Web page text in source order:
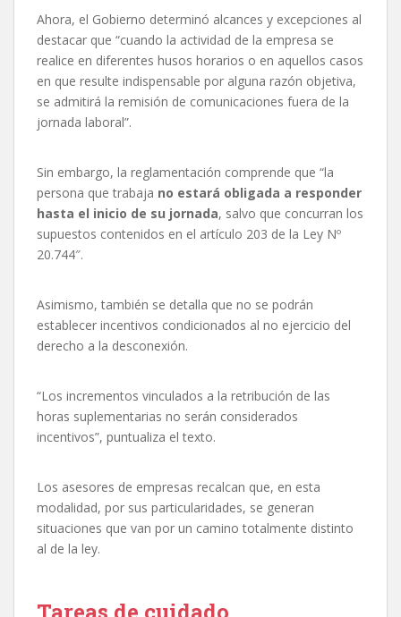
Ahora, el Gobierno determinó alcances y excepciones al
destacar que “cuando la actividad de la empresa se
realice en diferentes husos horarios o en aquellos casos
en que resulte indispensable por alguna razón objetiva,
se admitirá la remisión de comunicaciones fuera de la
jornada laboral”.
Sin embargo, la reglamentación comprende que “la
persona que trabaja no estará obligada a responder
hasta el inicio de su jornada, salvo que concurran los
supuestos contenidos en el artículo 203 de la Ley Nº
20.744″.
Asimismo, también se detalla que no se podrán
establecer incentivos condicionados al no ejercicio del
derecho a la desconexión.
“Los incrementos vinculados a la retribución de las
horas suplementarias no serán considerados
incentivos”, puntualiza el texto.
Los asesores de empresas recalcan que, en esta
modalidad, por sus particularidades, se generan
situaciones que van por un camino totalmente distinto
al de la ley.